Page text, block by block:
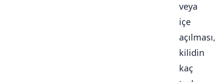
veya
içe
açılması,
kilidin
kaç